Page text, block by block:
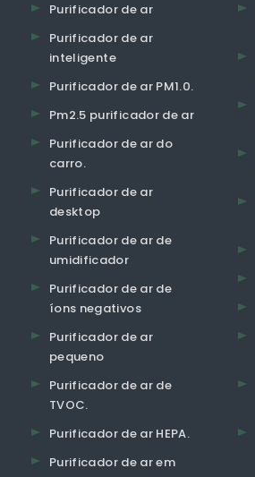
Purificador de ar
Purificador de ar
inteligente
Purificador de ar PM1.0.
Pm2.5 purificador de ar
Purificador de ar do
carro.
Purificador de ar
desktop
Purificador de ar de
umidificador
Purificador de ar de
íons negativos
Purificador de ar
pequeno
Purificador de ar de
TVOC.
Purificador de ar HEPA.
Purificador de ar em